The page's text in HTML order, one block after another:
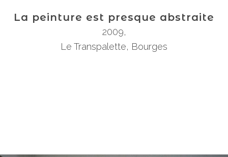
La peinture est presque abstraite
2009,
Le Transpalette, Bourges